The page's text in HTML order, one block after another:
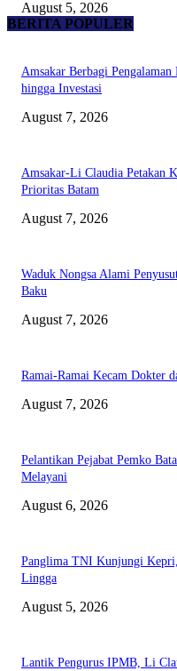
August 5, 2026
BERITA POPULER
Amsakar Berbagi
hingga Investasi
August 7, 2026
Amsakar-Li Claudia Petakan
Prioritas Batam
August 7, 2026
Waduk Nongsa Alami
Baku
August 7, 2026
Ramai-Ramai Kecam Dokter
August 7, 2026
Pelantikan Pejabat Pemko
Melayani
August 6, 2026
Panglima TNI Kunjungi
Lingga
August 5, 2026
Lantik Pengurus IPMB, Li